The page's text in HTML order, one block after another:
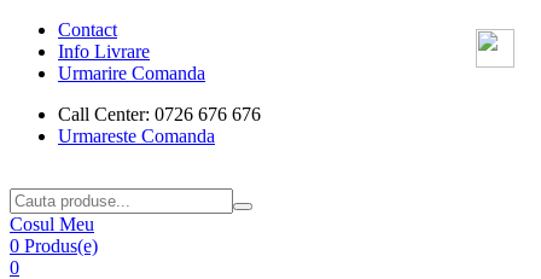
Contact
Info Livrare
Urmarire Comanda
Call Center: 0726 676 676
Urmareste Comanda
Cosul Meu
0 Produs(e)
0